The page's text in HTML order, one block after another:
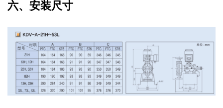
六、安装尺寸